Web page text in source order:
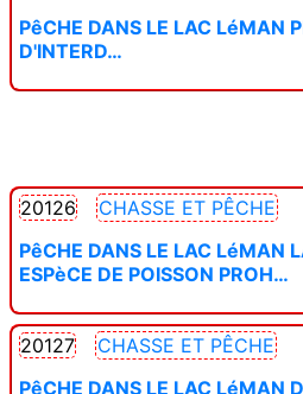
PêCHE DANS LE LAC LéMAN
D'INTERD…
20126
CHASSE ET PÊCHE
PêCHE DANS LE LAC LéMAN
ESPèCE DE POISSON PROH…
20127
CHASSE ET PÊCHE
PêCHE DANS LE LAC LéMAN